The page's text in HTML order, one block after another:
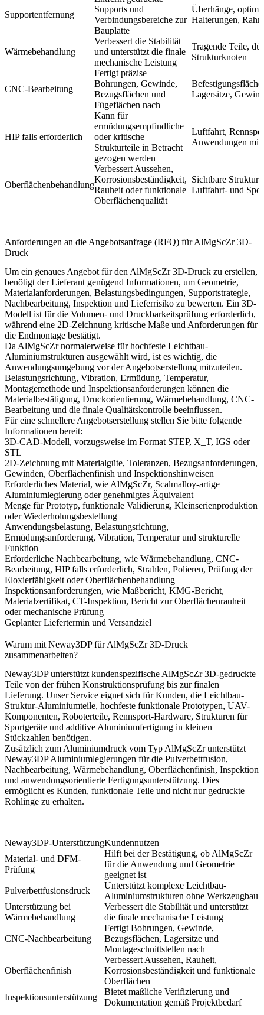
Supportentfernung
Supports und
Verbindungsbereiche zur
Bauplatte
Überhänge,
Halterungen,
Wärmebehandlung
Verbessert die Stabilität
und unterstützt die finale
mechanische Leistung
Tragende Teile,
Strukturknoten
CNC-Bearbeitung
Fertigt präzise
Bohrungen, Gewinde,
Bezugsflächen und
Fügeflächen nach
Lagersitze,
HIP falls erforderlich
Kann für
ermüdungsempfindliche
oder kritische
Strukturteile in Betracht
gezogen werden
Luftfahrt,
Anwendungen mit
Oberflächenbehandlung
Verbessert Aussehen,
Korrosionsbeständigkeit,
Rauheit oder funktionale
Oberflächenqualität
Sichtbare
Luftfahrt- und
Anforderungen an die Angebotsanfrage (RFQ) für AlMgScZr 3D-
Druck
Um ein genaues Angebot für den AlMgScZr 3D-Druck zu erstellen,
benötigt der Lieferant genügend Informationen, um Geometrie,
Materialanforderungen, Belastungsbedingungen, Supportstrategie,
Nachbearbeitung, Inspektion und Lieferrisiko zu bewerten. Ein 3D-
Modell ist für die Volumen- und Druckbarkeitsprüfung erforderlich,
während eine 2D-Zeichnung kritische Maße und Anforderungen für
die Endmontage bestätigt.
Da AlMgScZr normalerweise für hochfeste Leichtbau-
Aluminiumstrukturen ausgewählt wird, ist es wichtig, die
Anwendungsumgebung vor der Angebotserstellung mitzuteilen.
Belastungsrichtung, Vibration, Ermüdung, Temperatur,
Montagemethode und Inspektionsanforderungen können die
Materialbestätigung, Druckorientierung, Wärmebehandlung, CNC-
Bearbeitung und die finale Qualitätskontrolle beeinflussen.
Für eine schnellere Angebotserstellung stellen Sie bitte folgende
Informationen bereit:
3D-CAD-Modell, vorzugsweise im Format STEP, X_T, IGS oder
STL
2D-Zeichnung mit Materialgüte, Toleranzen, Bezugsanforderungen,
Gewinden, Oberflächenfinish und Inspektionshinweisen
Erforderliches Material, wie AlMgScZr, Scalmalloy-artige
Aluminiumlegierung oder genehmigtes Äquivalent
Menge für Prototyp, funktionale Validierung, Kleinserienproduktion
oder Wiederholungsbestellung
Anwendungsbelastung, Belastungsrichtung,
Ermüdungsanforderung, Vibration, Temperatur und strukturelle
Funktion
Erforderliche Nachbearbeitung, wie Wärmebehandlung, CNC-
Bearbeitung, HIP falls erforderlich, Strahlen, Polieren, Prüfung der
Eloxierfähigkeit oder Oberflächenbehandlung
Inspektionsanforderungen, wie Maßbericht, KMG-Bericht,
Materialzertifikat, CT-Inspektion, Bericht zur Oberflächenrauheit
oder mechanische Prüfung
Geplanter Liefertermin und Versandziel
Warum mit Neway3DP für AlMgScZr 3D-Druck
zusammenarbeiten?
Neway3DP unterstützt kundenspezifische AlMgScZr 3D-gedruckte
Teile von der frühen Konstruktionsprüfung bis zur finalen
Lieferung. Unser Service eignet sich für Kunden, die Leichtbau-
Struktur-Aluminiumteile, hochfeste funktionale Prototypen, UAV-
Komponenten, Roboterteile, Rennsport-Hardware, Strukturen für
Sportgeräte und additive Aluminiumfertigung in kleinen
Stückzahlen benötigen.
Zusätzlich zum Aluminiumdruck vom Typ AlMgScZr unterstützt
Neway3DPAluminiumlegierungen für die Pulverbettfusion,
Nachbearbeitung, Wärmebehandlung, Oberflächenfinish, Inspektion
und anwendungsorientierte Fertigungsunterstützung. Dies
ermöglicht es Kunden, funktionale Teile und nicht nur gedruckte
Rohlinge zu erhalten.
Neway3DP-UnterstützungKundennutzen
Material- und DFM-
Prüfung
Hilft bei der Bestätigung, ob AlMgScZr
für die Anwendung und Geometrie
geeignet ist
Pulverbettfusionsdruck
Unterstützt komplexe Leichtbau-
Aluminiumstrukturen ohne Werkzeugbau
Unterstützung bei
Wärmebehandlung
Verbessert die Stabilität und unterstützt
die finale mechanische Leistung
CNC-Nachbearbeitung
Fertigt Bohrungen, Gewinde,
Bezugsflächen, Lagersitze und
Montageschnittstellen nach
Oberflächenfinish
Verbessert Aussehen, Rauheit,
Korrosionsbeständigkeit und funktionale
Oberflächen
Inspektionsunterstützung
Bietet maßliche Verifizierung und
Dokumentation gemäß Projektbedarf